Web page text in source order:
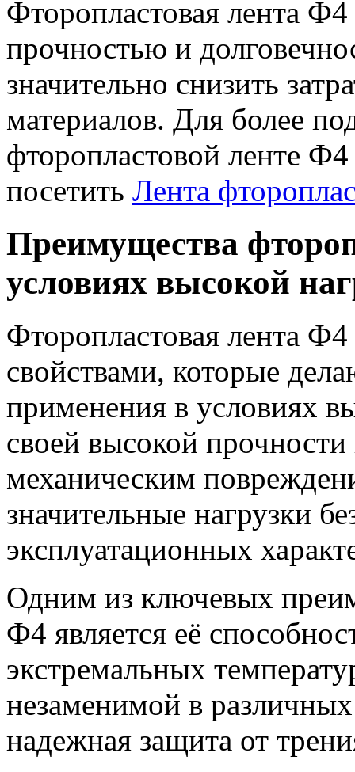
Фторопластовая лента
прочностью и
значительно снизить
материалов. Для более
фторопластовой ленте
посетить Лента
Преимущества
условиях высокой
Фторопластовая лента
свойствами, которые
применения в условиях
своей высокой
механическим
значительные нагрузки
эксплуатационных
Одним из ключевых
Ф4 является её
экстремальных
незаменимой в различных
надежная защита от